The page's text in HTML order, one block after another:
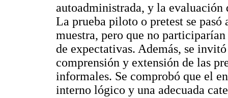
autoadministrada, y la evaluación
La prueba piloto o pretest se
muestra, pero que no
de expectativas. Además, se
comprensión y extensión de las
informales. Se comprobó que el
interno lógico y una adecuada